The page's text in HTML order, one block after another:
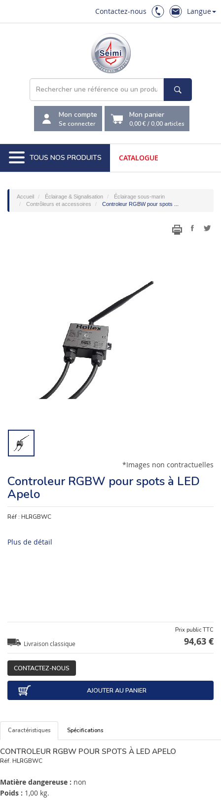
Contactez-nous Langue
Mon compte
Se connecter
Mon panier
0,00 €/0,00 articles
TOUS NOS PRODUITS CATALOGUE
Accueil Éclairage & Signalisation
Éclairage sous-marin
Contrôleurs et accessoires
Controleur RGBW pour spots ...
*Images non contractuelles
Controleur RGBW pour spots à LED
Apelo
Réf : HLRGBWC
Plus de détail
Livraison classique
Prix public TTC
94,63 €
CONTACTEZ-NOUS
AJOUTER AU PANIER
Caractéristiques Spécifications
CONTROLEUR RGBW POUR SPOTS À LED APELO
Réf. HLRGBWC
Matière dangereuse : non
Poids : 1,00 kg.